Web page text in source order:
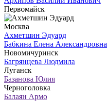
Первомайск
Москва
Ахметшин Эдуард
Бабкина Елена Александровна
Новомичуринск
Багрянцева Людмила
Луганск
Базанова Юлия
Черноголовка
Балаян Армо